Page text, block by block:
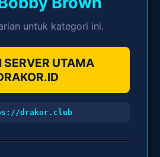
untuk kategori ini.
SERVER UTAMA
drakor.club